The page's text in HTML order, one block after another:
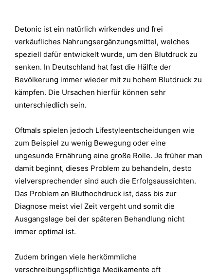
Detonic ist ein natürlich wirkendes und frei
verkäufliches Nahrungsergänzungsmittel, welches
speziell dafür entwickelt wurde, um den Blutdruck zu
senken. In Deutschland hat fast die Hälfte der
Bevölkerung immer wieder mit zu hohem Blutdruck zu
kämpfen. Die Ursachen hierfür können sehr
unterschiedlich sein.
Oftmals spielen jedoch Lifestyleentscheidungen wie
zum Beispiel zu wenig Bewegung oder eine
ungesunde Ernährung eine große Rolle. Je früher man
damit beginnt, dieses Problem zu behandeln, desto
vielversprechender sind auch die Erfolgsaussichten.
Das Problem an Bluthochdruck ist, dass bis zur
Diagnose meist viel Zeit vergeht und somit die
Ausgangslage bei der späteren Behandlung nicht
immer optimal ist.
Zudem bringen viele herkömmliche
verschreibungspflichtige Medikamente oft